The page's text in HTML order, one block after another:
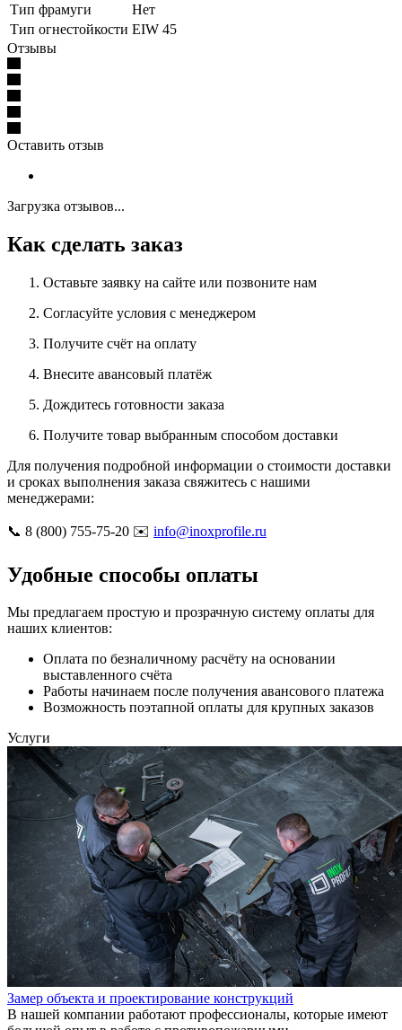
Тип фрамуги
Нет
Тип огнестойкости EIW 45
Отзывы
Оставить отзыв
Загрузка отзывов...
Как сделать заказ
Оставьте заявку на сайте или позвоните нам
Согласуйте условия с менеджером
Получите счёт на оплату
Внесите авансовый платёж
Дождитесь готовности заказа
Получите товар выбранным способом доставки
Для получения подробной информации о стоимости доставки
и сроках выполнения заказа свяжитесь с нашими
менеджерами:
📞 8 (800) 755-75-20 ✉️ info@inoxprofile.ru
Удобные способы оплаты
Мы предлагаем простую и прозрачную систему оплаты для
наших клиентов:
Оплата по безналичному расчёту на основании
выставленного счёта
Работы начинаем после получения авансового платежа
Возможность поэтапной оплаты для крупных заказов
Услуги
Замер объекта и проектирование конструкций
В нашей компании работают профессионалы, которые имеют